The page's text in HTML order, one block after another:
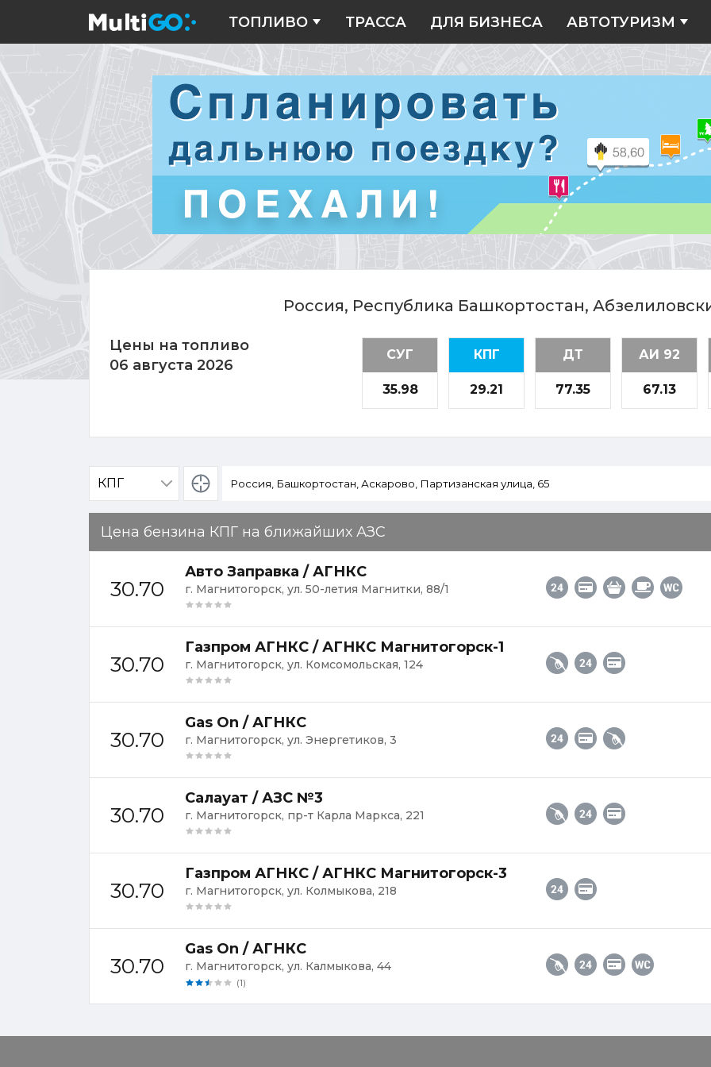
ТОПЛИВО ТРАССА ДЛЯ БИЗНЕСА АВТОТУРИЗМ
на
топливо
Россия, Республика Башкортостан,
Цены на топливо
06 августа 2026
СУГ
35.98
КПГ
29.21
ДТ
77.35
АИ 92
67.13
Определение
местоположения
Цена бензина КПГ на ближайших АЗС
30.70
Авто Заправка / АГНКС
г. Магнитогорск, ул. 50-летия Магнитки, 88/1
30.70
Газпром АГНКС / АГНКС Магнитогорск-1
г. Магнитогорск, ул. Комсомольская, 124
30.70
Gas On / АГНКС
г. Магнитогорск, ул. Энергетиков, 3
30.70
Салауат / АЗС №3
г. Магнитогорск, пр-т Карла Маркса, 221
30.70
Газпром АГНКС / АГНКС Магнитогорск-3
г. Магнитогорск, ул. Колмыкова, 218
30.70
Gas On / АГНКС
г. Магнитогорск, ул. Калмыкова, 44
(1)